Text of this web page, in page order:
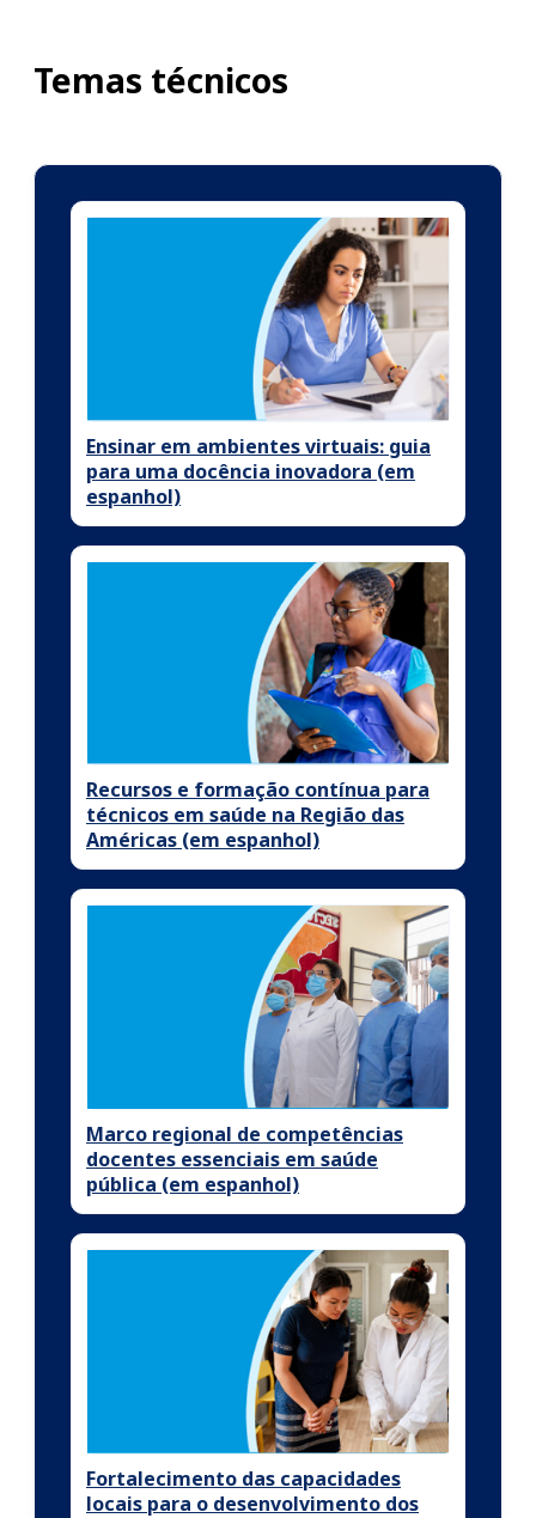
Temas técnicos
Ensinar em ambientes virtuais: guia
para uma docência inovadora (em
espanhol)
Recursos e formação contínua para
técnicos em saúde na Região das
Américas (em espanhol)
Marco regional de competências
docentes essenciais em saúde
pública (em espanhol)
Fortalecimento das capacidades
locais para o desenvolvimento dos